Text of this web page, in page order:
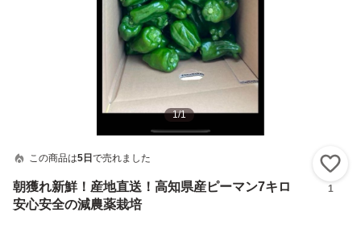
1/1
この商品は5日 で売れました
朝獲れ新鮮！産地直送！高知県産ピーマン7キロ
安心安全の減農薬栽培
1